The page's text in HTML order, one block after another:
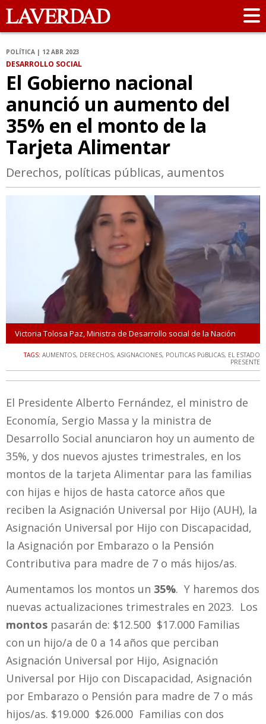
POLÍTICA | 12 ABR 2023
DESARROLLO SOCIAL
El Gobierno nacional
anunció un aumento del
35% en el monto de la
Tarjeta Alimentar
Derechos, políticas públicas, aumentos
Victoria Tolosa Paz, Ministra de Desarrollo social de la Nación
TAGS: AUMENTOS, DERECHOS, ASIGNACIONES, POLíTICAS PúBLICAS, EL ESTADO
PRESENTE
El Presidente Alberto Fernández, el ministro de
Economía, Sergio Massa y la ministra de
Desarrollo Social anunciaron hoy un aumento de
35%, y dos nuevos ajustes trimestrales, en los
montos de la tarjeta Alimentar para las familias
con hijas e hijos de hasta catorce años que
reciben la Asignación Universal por Hijo (AUH), la
Asignación Universal por Hijo con Discapacidad,
la Asignación por Embarazo o la Pensión
Contributiva para madre de 7 o más hijos/as.
Aumentamos los montos un 35%. Y haremos dos
nuevas actualizaciones trimestrales en 2023. Los
montos pasarán de: $12.500 $17.000 Familias
con un hijo/a de 0 a 14 años que perciban
Asignación Universal por Hijo, Asignación
Universal por Hijo con Discapacidad, Asignación
por Embarazo o Pensión para madre de 7 o más
hijos/as. $19.000 $26.000 Familias con dos